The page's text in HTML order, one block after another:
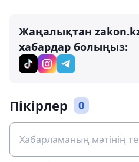
Жаңалықтан
хабардар болыңыз:
Пікірлер 0